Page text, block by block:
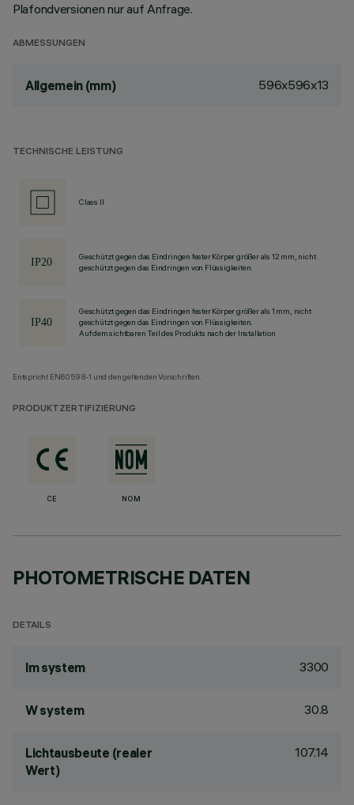
Plafondversionen nur auf Anfrage.
ABMESSUNGEN
Allgemein (mm) 596x596x13
TECHNISCHE LEISTUNG
Class II
Geschützt gegen das Eindringen fester Körper größer als 12 mm, nicht
geschützt gegen das Eindringen von Flüssigkeiten.
Geschützt gegen das Eindringen fester Körper größer als 1 mm, nicht
geschützt gegen das Eindringen von Flüssigkeiten.
Auf dem sichtbaren Teil des Produkts nach der Installation
Entspricht EN60598-1 und den geltenden Vorschriften.
PRODUKTZERTIFIZIERUNG
CE NOM
PHOTOMETRISCHE DATEN
DETAILS
lm system 3300
W system 30.8
Lichtausbeute (realer
Wert)
107.14